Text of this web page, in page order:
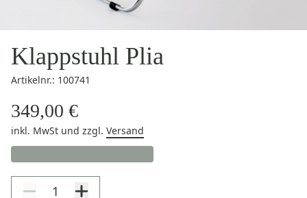
Klappstuhl Plia
Artikelnr.: 100741
349,00 €
inkl. MwSt und zzgl. Versand